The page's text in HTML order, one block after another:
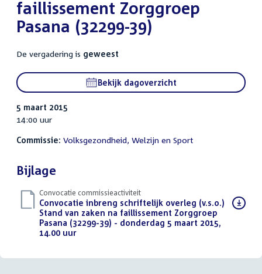
faillissement Zorggroep
Pasana (32299-39)
De vergadering is geweest
Bekijk dagoverzicht
5 maart 2015
14:00 uur
Commissie: Volksgezondheid, Welzijn en Sport
Bijlage
Convocatie commissieactiviteit
Download
bestand:
Convocatie inbreng schriftelijk overleg (v.s.o.)
Stand van zaken na faillissement Zorggroep
Pasana (32299-39) - donderdag 5 maart 2015,
14.00 uur(PDF)